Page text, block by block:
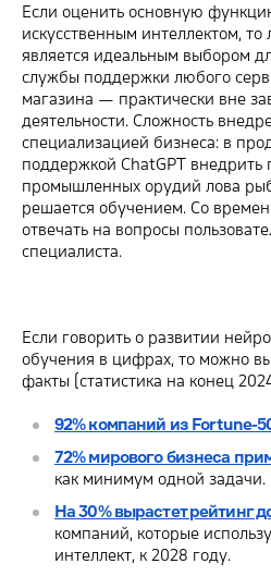
Если оценить основную
искусственным интеллектом, то
является идеальным выбором
службы поддержки любого
магазина — практически вне
деятельности. Сложность
специализацией бизнеса: в
поддержкой ChatGPT
промышленных орудий лова
решается обучением. Со
отвечать на вопросы
специалиста.
Если говорить о развитии
обучения в цифрах, то можно
факты (статистика на конец
92% компаний из Fortune-
72% мирового бизнеса
как минимум одной задачи.
На 30% вырастет рейтинг
компаний, которые
интеллект, к 2028 году.